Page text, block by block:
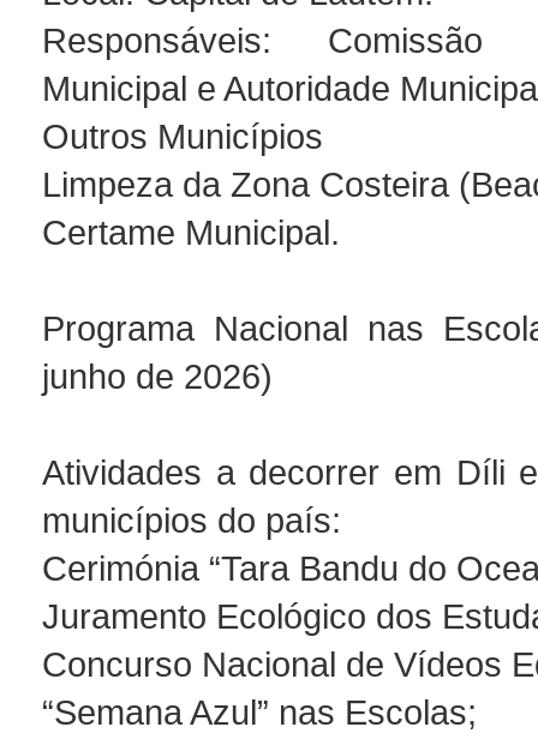
Responsáveis: Comissão
Municipal e Autoridade
Outros Municípios
Limpeza da Zona Costeira
Certame Municipal.
Programa Nacional nas
junho de 2026)
Atividades a decorrer em Díli
municípios do país:
Cerimónia “Tara Bandu do
Juramento Ecológico dos
Concurso Nacional de Vídeos
“Semana Azul” nas Escolas;